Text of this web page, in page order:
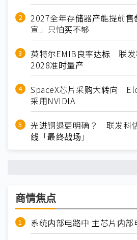
2027全年存储器产能提前
宣」只怕买不够
英特尔EMIB良率达标 联发
2028准时量产
SpaceX芯片采购大转向
采用NVIDIA
光进铜退更明确？ 联发科
线「最终战场」
商情焦点
系统内部电路中 主芯片内部